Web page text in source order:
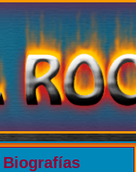
Biografías